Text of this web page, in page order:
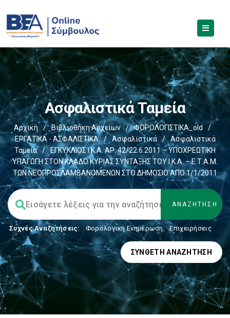
Ασφαλιστικά Ταμεία
Αρχική / Βιβλιοθήκη Αρχείων / ΦΟΡΟΛΟΓΙΣΤΙΚΑ_old
/
ΕΡΓΑΤΙΚΑ - ΑΣΦΑΛΙΣΤΙΚΑ
/ Ασφαλιστικά /
Ασφαλιστικά
Ταμεία
/
ΕΓΚΥΚΛΙΟΣ Ι.Κ.Α. ΑΡ. 42/22.6.2011 – ΥΠΟΧΡΕΩΤΙΚΗ
ΥΠΑΓΩΓΗ ΣΤΟΝ ΚΛΑΔΟ ΚΥΡΙΑΣ ΣΥΝΤΑΞΗΣ ΤΟΥ Ι.Κ.Α. – Ε.Τ.Α.Μ.
ΤΩΝ ΝΕΟΠΡΟΣΛΑΜΒΑΝΟΜΕΝΩΝ ΣΤΟ ΔΗΜΟΣΙΟ ΑΠΟ 1/1/2011
Συχνές Αναζητήσεις: Φορολογικη Ενημέρωση, Επιχειρήσεις
ΣΎΝΘΕΤΗ ΑΝΑΖΉΤΗΣΗ